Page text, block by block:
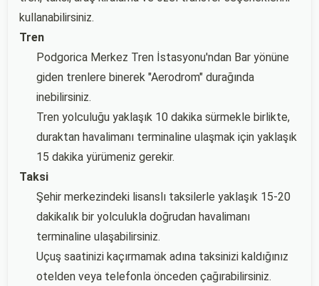
kullanabilirsiniz.
Tren
Podgorica Merkez Tren İstasyonu'ndan Bar yönüne
giden trenlere binerek "Aerodrom" durağında
inebilirsiniz.
Tren yolculuğu yaklaşık 10 dakika sürmekle birlikte,
duraktan havalimanı terminaline ulaşmak için yaklaşık
15 dakika yürümeniz gerekir.
Taksi
Şehir merkezindeki lisanslı taksilerle yaklaşık 15-20
dakikalık bir yolculukla doğrudan havalimanı
terminaline ulaşabilirsiniz.
Uçuş saatinizi kaçırmamak adına taksinizi kaldığınız
otelden veya telefonla önceden çağırabilirsiniz.